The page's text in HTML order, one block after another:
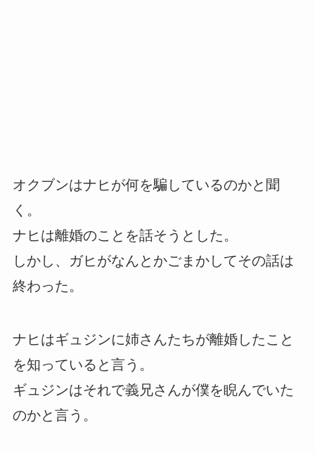
オクブンはナヒが何を騙しているのかと聞
く。
ナヒは離婚のことを話そうとした。
しかし、ガヒがなんとかごまかしてその話は
終わった。
ナヒはギュジンに姉さんたちが離婚したこと
を知っていると言う。
ギュジンはそれで義兄さんが僕を睨んでいた
のかと言う。